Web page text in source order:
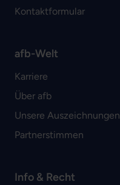
Kontaktformular
afb-Welt
Karriere
Über afb
Unsere Auszeichnungen
Partnerstimmen
Info & Recht